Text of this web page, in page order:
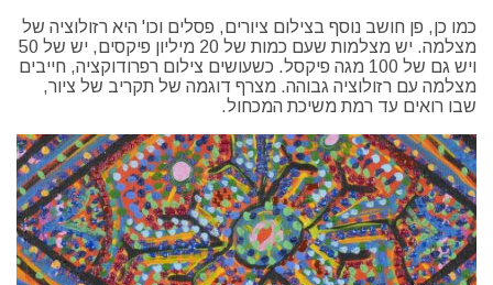
כמו כן, פן חושב נוסף בצילום ציורים, פסלים וכו' היא רזולוציה של
מצלמה. יש מצלמות שעם כמות של 20 מיליון פיקסים, יש של 50
ויש גם של 100 מגה פיקסל. כשעושים צילום רפרודוקציה, חייבים
מצלמה עם רזולוציה גבוהה. מצרף דוגמה של תקריב של ציור,
שבו רואים עד רמת משיכת המכחול.